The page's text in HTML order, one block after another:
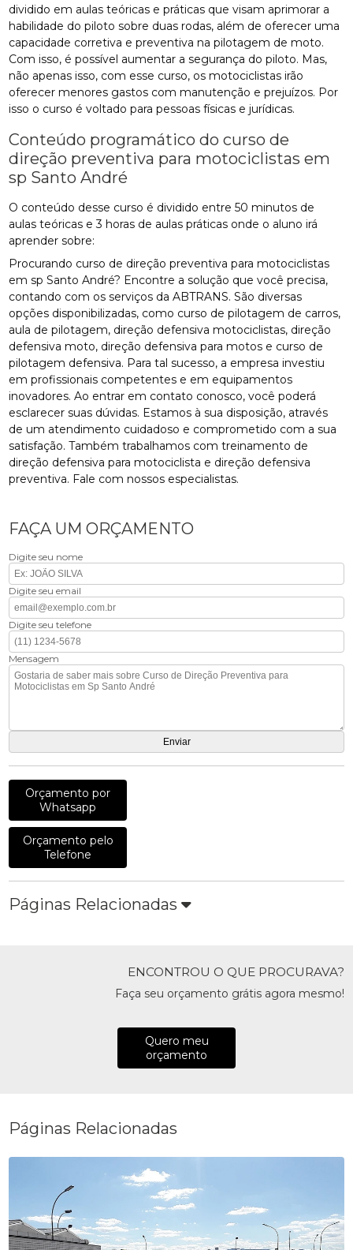
dividido em aulas teóricas e práticas que visam aprimorar a
habilidade do piloto sobre duas rodas, além de oferecer uma
capacidade corretiva e preventiva na pilotagem de moto.
Com isso, é possível aumentar a segurança do piloto. Mas,
não apenas isso, com esse curso, os motociclistas irão
oferecer menores gastos com manutenção e prejuízos. Por
isso o curso é voltado para pessoas físicas e jurídicas.
Conteúdo programático do curso de
direção preventiva para motociclistas em
sp Santo André
O conteúdo desse curso é dividido entre 50 minutos de
aulas teóricas e 3 horas de aulas práticas onde o aluno irá
aprender sobre:
Procurando curso de direção preventiva para motociclistas
em sp Santo André? Encontre a solução que você precisa,
contando com os serviços da ABTRANS. São diversas
opções disponibilizadas, como curso de pilotagem de carros,
aula de pilotagem, direção defensiva motociclistas, direção
defensiva moto, direção defensiva para motos e curso de
pilotagem defensiva. Para tal sucesso, a empresa investiu
em profissionais competentes e em equipamentos
inovadores. Ao entrar em contato conosco, você poderá
esclarecer suas dúvidas. Estamos à sua disposição, através
de um atendimento cuidadoso e comprometido com a sua
satisfação. Também trabalhamos com treinamento de
direção defensiva para motociclista e direção defensiva
preventiva. Fale com nossos especialistas.
FAÇA UM ORÇAMENTO
Digite seu nome
Digite seu email
Digite seu telefone
Mensagem
Orçamento por
Whatsapp
Orçamento pelo
Telefone
Páginas Relacionadas
ENCONTROU O QUE PROCURAVA?
Faça seu orçamento grátis agora mesmo!
Quero meu
orçamento
Páginas Relacionadas